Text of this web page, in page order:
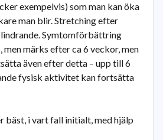
exempelvis) som man kan öka
man blir. Stretching efter
Symtomförbättring
men märks efter ca 6 veckor, men
även efter detta – upp till 6
fysisk aktivitet kan fortsätta
bäst, i vart fall initialt, med hjälp